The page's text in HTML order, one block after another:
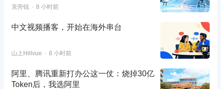
克劳锐 8 小时前
中文视频播客，开始在海外串台
山上Hillvue 8 小时前
阿里、腾讯重新打办公这一仗：烧掉30亿
Token后，我选阿里